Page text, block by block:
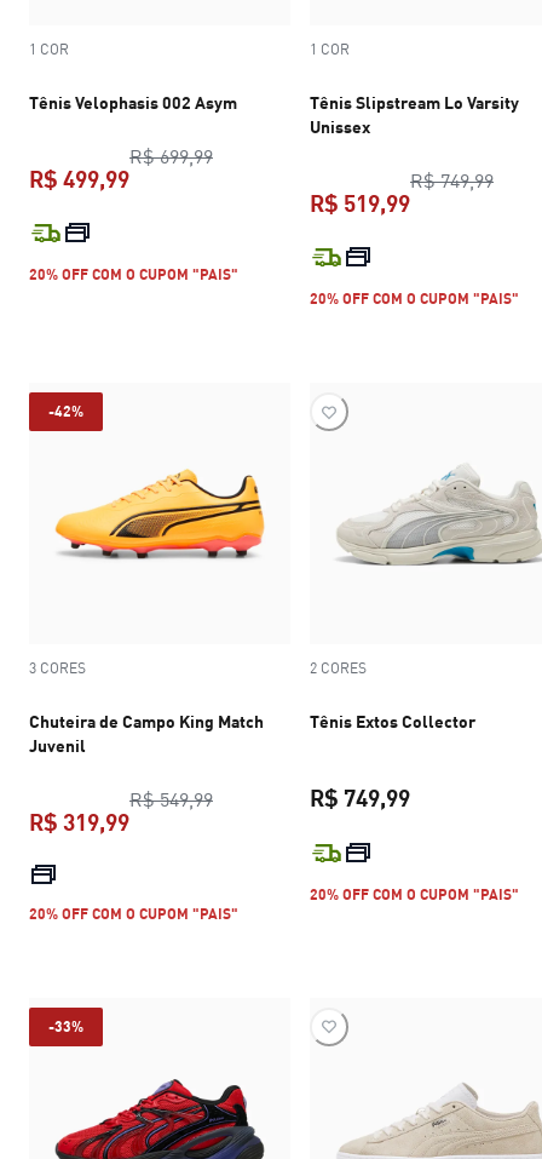
1 COR
Tênis Velophasis 002 Asym
R$ 699,99preço original R$ 699,99
R$ 499,99
20% OFF COM O CUPOM "PAIS"
1 COR
Tênis Slipstream Lo Varsity
Unissex
R$ 749,99
R$ 519,99
20% OFF COM O CUPOM "PAIS"
-42%
3 CORES
Chuteira de Campo King Match
Juvenil
R$ 549,99preço original R$ 549,99
R$ 319,99
20% OFF COM O CUPOM "PAIS"
2 CORES
Tênis Extos Collector
R$ 749,99
20% OFF COM O CUPOM "PAIS"
-33%